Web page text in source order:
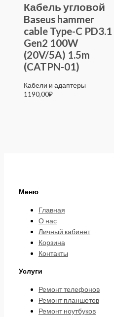
Кабель угловой
Baseus hammer
cable Type-C PD3.1
Gen2 100W
(20V/5A) 1.5m
(CATPN-01)
Кабели и адаптеры
1190,00₽
Меню
Главная
О нас
Личный кабинет
Корзина
Контакты
Услуги
Ремонт телефонов
Ремонт планшетов
Ремонт ноутбуков